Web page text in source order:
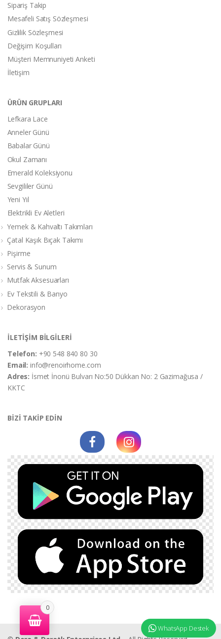
Sipariş Takip
Mesafeli Satış Sözleşmesi
Gizlilik Sözleşmesi
Değişim Koşulları
Müşteri Memnuniyeti Anketi
İletişim
ÜRÜN GRUPLARI
Lefkara Lace
Anneler Günü
Babalar Günü
Okul Zamanı
Emerald Koleksiyonu
Sevgililer Günü
Yeni Yıl
Elektrikli Ev Aletleri
Yemek & Kahvaltı Takımları
Çatal Kaşık Bıçak Takımı
Pişirme
Servis & Sunum
Mutfak Aksesuarları
Ev Tekstili & Banyo
Dekorasyon
İLETİŞİM BİLGİLERİ
Telefon: +90 548 840 80 30
Email:info@renoirhome.com
Adres: İsmet İnonü Bulvarı No:50 Dükkan No: 2 Gazimağusa /
KKTC
BİZİ TAKİP EDİN
0
WhatsApp Destek